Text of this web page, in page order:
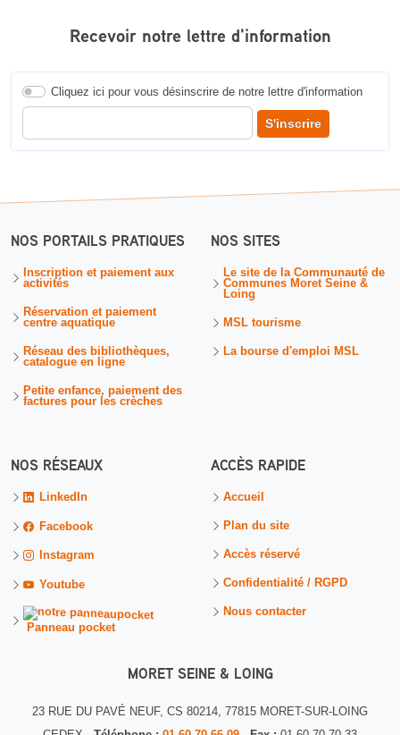
Recevoir notre lettre d'information
Cliquez ici pour vous désinscrire de notre lettre d'information
Entrer votre adresse courriel pour recevoir notre lettre d'information
S'inscrire
NOS PORTAILS PRATIQUES
Inscription et paiement aux
activités
Réservation et paiement
centre aquatique
Réseau des bibliothèques,
catalogue en ligne
Petite enfance, paiement des
factures pour les crèches
NOS SITES
Le site de la Communauté de
Communes Moret Seine &
Loing
MSL tourisme
La bourse d'emploi MSL
NOS RÉSEAUX
LinkedIn
Facebook
Instagram
Youtube
Panneau pocket
ACCÈS RAPIDE
Accueil
Plan du site
Accès réservé
Confidentialité / RGPD
Nous contacter
MORET SEINE & LOING
23 RUE DU PAVÉ NEUF, CS 80214, 77815 MORET-SUR-LOING